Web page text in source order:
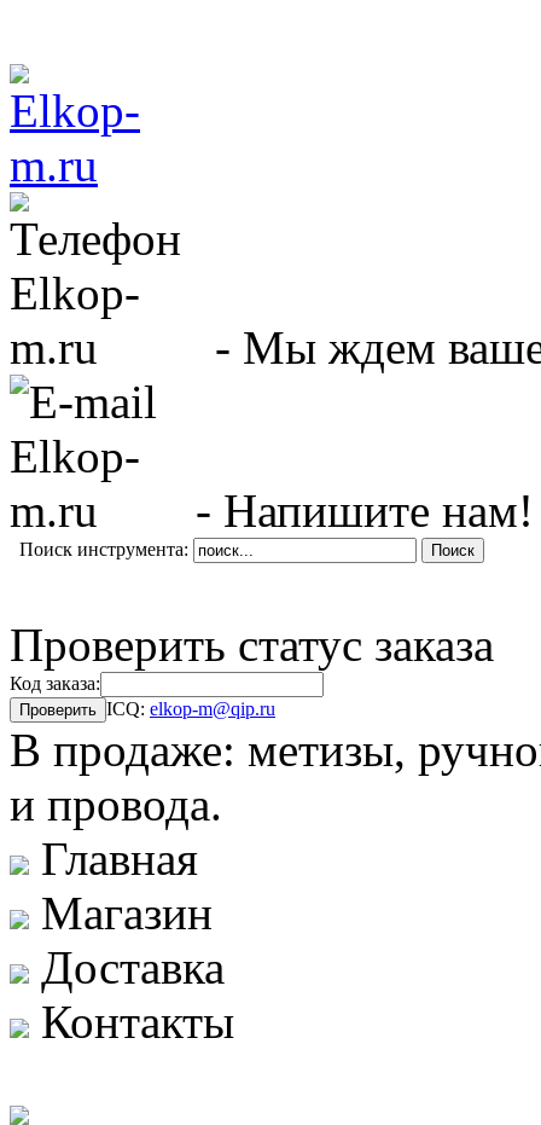
- Мы ждем
- Напишите нам!
Поиск инструмента:
Проверить статус заказа
Код заказа:
ICQ: elkop-m@qip.ru
В продаже: метизы,
и провода.
Главная
Магазин
Доставка
Контакты